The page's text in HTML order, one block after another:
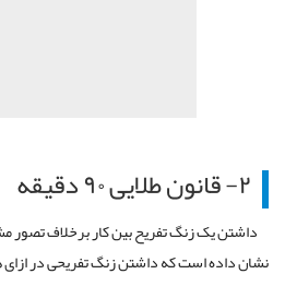
۲- قانون طلایی ۹۰ دقیقه
داشتن یک زنگ تفریح بین کار برخلاف تصور